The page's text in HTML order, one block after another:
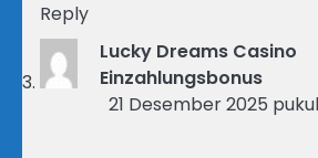
Reply
Lucky Dreams Casino
Einzahlungsbonus
21 Desember 2025